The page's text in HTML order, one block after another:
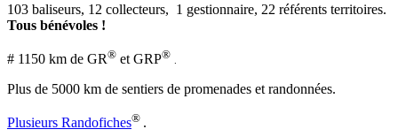
103 baliseurs, 12 collecteurs, 1 gestionnaire, 22 référents territoires.
Tous bénévoles !
# 1150 km de GR® et GRP®
Plus de 5000 km de sentiers de promenades et randonnées.
Plusieurs Randofiches® .